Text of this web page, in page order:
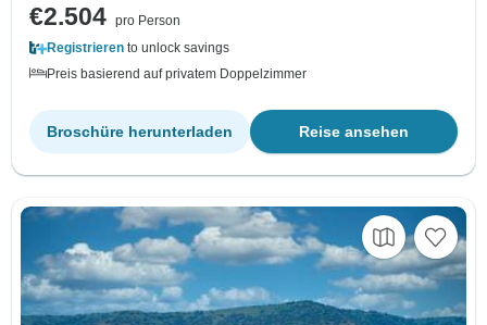
€2.504 pro Person
Registrieren to unlock savings
Preis basierend auf privatem Doppelzimmer
Reise ansehen
Broschüre herunterladen